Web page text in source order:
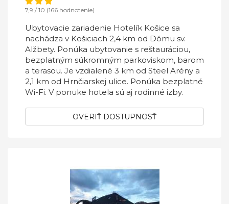
7,9 / 10 (166 hodnotenie)
Ubytovacie zariadenie Hotelík Košice sa
nachádza v Košiciach 2,4 km od Dómu sv.
Alžbety. Ponúka ubytovanie s reštauráciou,
bezplatným súkromným parkoviskom, barom
a terasou. Je vzdialené 3 km od Steel Arény a
2,1 km od Hrnčiarskej ulice. Ponúka bezplatné
Wi-Fi. V ponuke hotela sú aj rodinné izby.
OVERIŤ DOSTUPNOSŤ